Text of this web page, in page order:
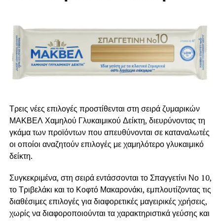
Ικαρίου, υπεύθυνη marketing και επικοινωνίας του ΕΟΣ
Σαμιώτικα
σουτζουκάκια με
κρασί μοσχάτο
Μαρίνα, Κοκκάρι Σάμου
Υλικά
1.100 γρ. ανάμεικτο κιμά (500 γρ. μοσχαρίσιο, 300 γρ.
αρνίσιο και 300γρ. χοιρινό)
Μισή φραντζόλα μπαγιάτικο ψωμί
Τρεις νέες επιλογές προστίθενται στη σειρά ζυμαρικών
ΜΑΚΒΕΛ Χαμηλού Γλυκαιμικού Δείκτη, διευρύνοντας τη
γκάμα των προϊόντων που απευθύνονται σε καταναλωτές
οι οποίοι αναζητούν επιλογές με χαμηλότερο γλυκαιμικό
δείκτη.
Συγκεκριμένα, στη σειρά εντάσσονται το Σπαγγετίνι Νο 10,
το Τριβελάκι και το Κοφτό Μακαρονάκι, εμπλουτίζοντας τις
διαθέσιμες επιλογές για διαφορετικές μαγειρικές χρήσεις,
χωρίς να διαφοροποιούνται τα χαρακτηριστικά γεύσης και